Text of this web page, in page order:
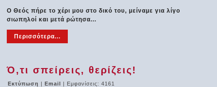
Ο Θεός πήρε το χέρι μου στο δικό του, μείναμε για λίγο
σιωπηλοί και μετά ρώτησα...
Περισσότερα...
Ό,τι σπείρεις, θερίζεις!
Εκτύπωση |Email | Εμφανίσεις: 4161